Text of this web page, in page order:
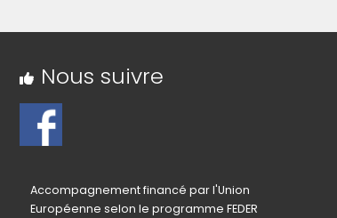
Nous suivre
Accompagnement financé par l'Union
Européenne selon le programme FEDER